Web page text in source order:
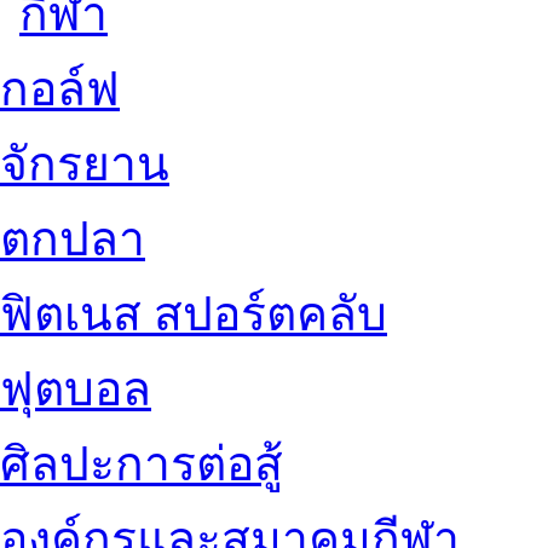
กอล์ฟ
จักรยาน
ตกปลา
ฟิตเนส สปอร์ตคลับ
ฟุตบอล
ศิลปะการต่อสู้